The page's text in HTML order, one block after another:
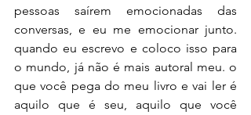
pessoas saírem emocionadas das
conversas, e eu me emocionar junto.
quando eu escrevo e coloco isso para
o mundo, já não é mais autoral meu. o
que você pega do meu livro e vai ler é
aquilo que é seu, aquilo que você